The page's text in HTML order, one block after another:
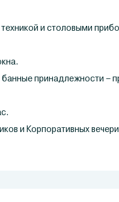
и столовыми
принадлежности –
и Корпоративных